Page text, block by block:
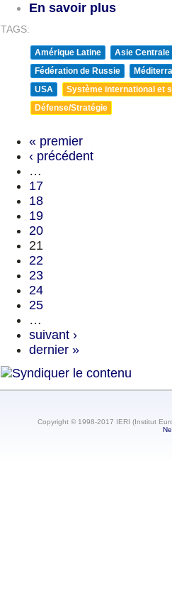
En savoir plus
TAGS:
Amérique Latine
Asie Centrale
Fédération de Russie
USA
Système international et
Défense/Stratégie
« premier
‹ précédent
…
17
18
19
20
21
22
23
24
25
…
suivant ›
dernier »
Copyright © 1998-2017 IERI (Institut